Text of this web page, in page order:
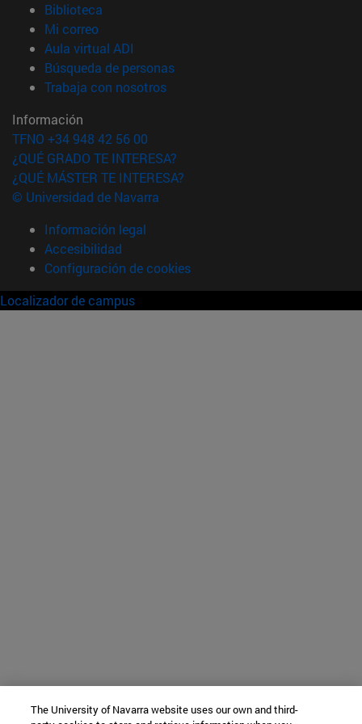
Biblioteca
Mi correo(abre en nueva ventana)
Aula virtual ADI
Búsqueda de personas(abre en nueva ventana)
Trabaja con nosotros(abre en nueva ventana)
Información
TFNO +34 948 42 56 00
¿QUÉ GRADO TE INTERESA?
¿QUÉ MÁSTER TE INTERESA?
© Universidad de Navarra
Información legal
Accesibilidad
Configuración de cookies
Localizador de campus
The University of Navarra website uses our own and third-